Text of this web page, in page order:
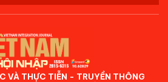
VÀ THỰC TIỄN - TRUYỀN THÔNG